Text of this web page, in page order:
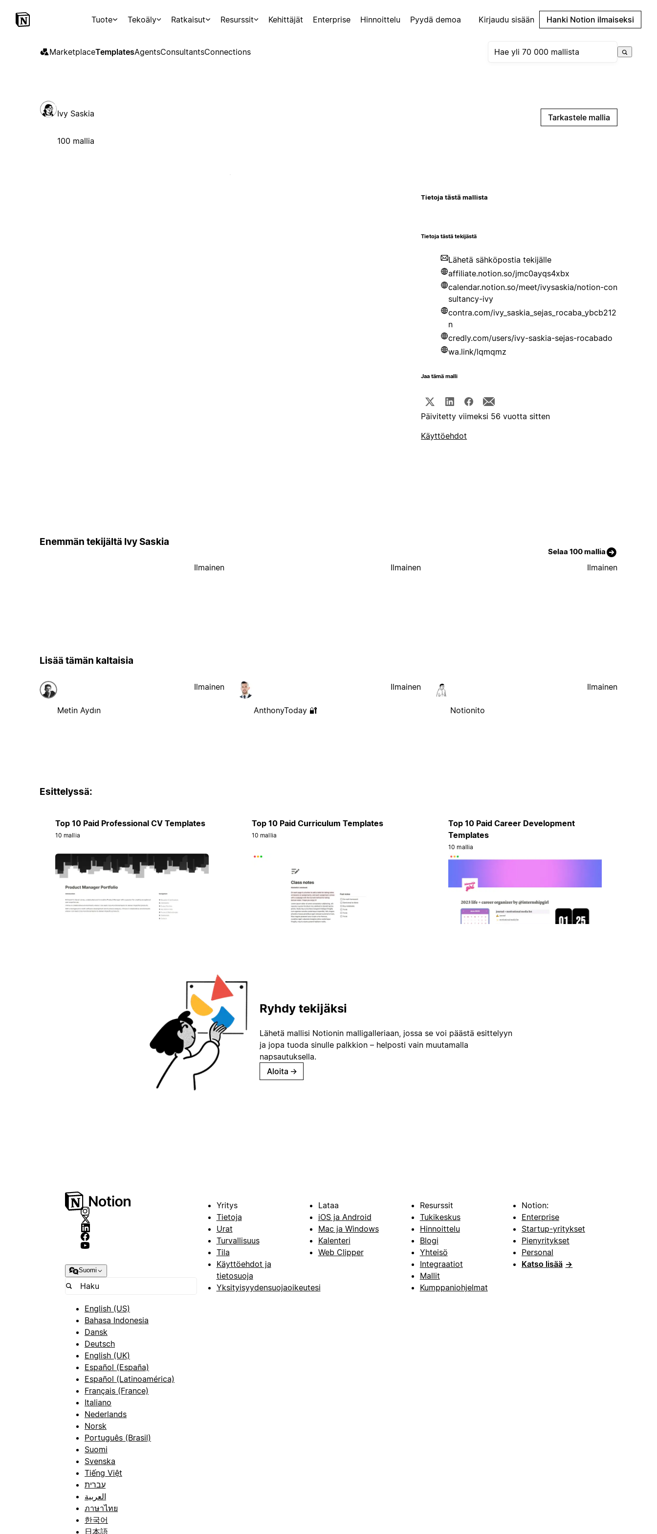
Tuote Tekoäly Ratkaisut Resurssit Kehittäjät Enterprise Hinnoittelu Pyydä demoa Kirjaudu sisään Hanki Notion ilmaiseksi
MarketplaceTemplatesAgentsConsultantsConnections
Ivy Saskia
100 mallia
Tarkastele mallia
Tietoja tästä mallista
Tietoja tästä tekijästä
Lähetä sähköpostia tekijälle
affiliate.notion.so/jmc0ayqs4xbx
calendar.notion.so/meet/ivysaskia/notion-con
sultancy-ivy
contra.com/ivy_saskia_sejas_rocaba_ybcb212
n
credly.com/users/ivy-saskia-sejas-rocabado
wa.link/lqmqmz
Jaa tämä malli
Päivitetty viimeksi 56 vuotta sitten
Käyttöehdot
Enemmän tekijältä Ivy Saskia
Selaa 100 mallia
Ilmainen Ilmainen Ilmainen
Lisää tämän kaltaisia
Metin Aydın
Ilmainen
AnthonyToday 🔐
Ilmainen
Notionito
Ilmainen
Esittelyssä:
Top 10 Paid Professional CV Templates
10 mallia
Top 10 Paid Curriculum Templates
10 mallia
Top 10 Paid Career Development
Templates
10 mallia
Ryhdy tekijäksi
Lähetä mallisi Notionin malligalleriaan, jossa se voi päästä esittelyyn
ja jopa tuoda sinulle palkkion – helposti vain muutamalla
napsautuksella.
Aloita →
Suomi
English (US)
Bahasa Indonesia
Dansk
Deutsch
English (UK)
Español (España)
Español (Latinoamérica)
Français (France)
Italiano
Nederlands
Norsk
Português (Brasil)
Suomi
Svenska
Tiếng Việt
עברית
العربية
ภาษาไทย
한국어
日本語
Yritys
Tietoja
Urat
Turvallisuus
Tila
Käyttöehdot ja
tietosuoja
Yksityisyydensuojaoikeutesi
Lataa
iOS ja Android
Mac ja Windows
Kalenteri
Web Clipper
Resurssit
Tukikeskus
Hinnoittelu
Blogi
Yhteisö
Integraatiot
Mallit
Kumppaniohjelmat
Notion:
Enterprise
Startup-yritykset
Pienyritykset
Personal
Katso lisää →